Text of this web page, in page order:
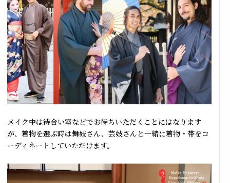
メイク中は待合い室などでお待ちいただくことにはなります
が、着物を選ぶ時は舞妓さん、芸妓さんと一緒に着物・帯をコ
ーディネートしていただけます。